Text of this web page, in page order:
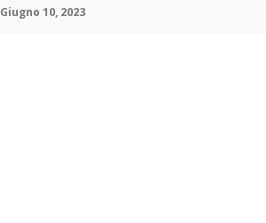
Giugno 10, 2023